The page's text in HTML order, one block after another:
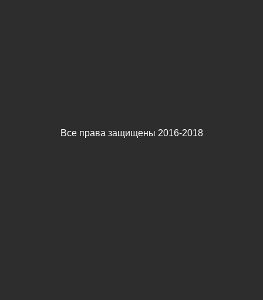
Все права защищены 2016-2018